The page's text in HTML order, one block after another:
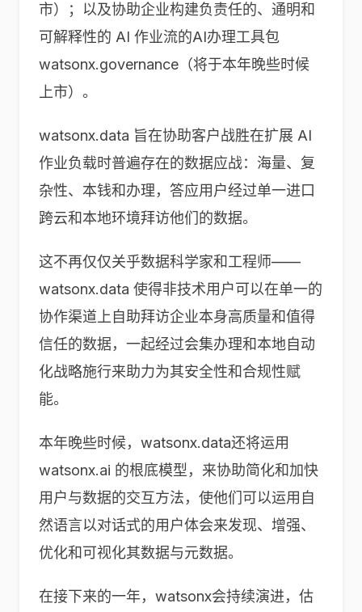
市）；以及协助企业构建负责任的、通明和
可解释性的 AI 作业流的AI办理工具包
watsonx.governance（将于本年晚些时候
上市）。
watsonx.data 旨在协助客户战胜在扩展 AI
作业负载时普遍存在的数据应战：海量、复
杂性、本钱和办理，答应用户经过单一进口
跨云和本地环境拜访他们的数据。
这不再仅仅关乎数据科学家和工程师——
watsonx.data 使得非技术用户可以在单一的
协作渠道上自助拜访企业本身高质量和值得
信任的数据，一起经过会集办理和本地自动
化战略施行来助力为其安全性和合规性赋
能。
本年晚些时候，watsonx.data还将运用
watsonx.ai 的根底模型，来协助简化和加快
用户与数据的交互方法，使他们可以运用自
然语言以对话式的用户体会来发现、增强、
优化和可视化其数据与元数据。
在接下来的一年，watsonx会持续演进，估